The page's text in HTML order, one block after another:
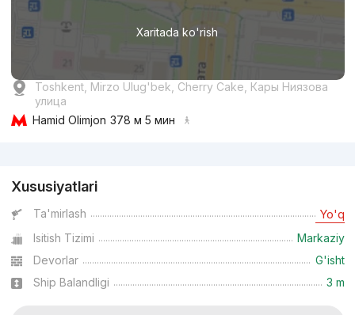
Xaritada ko'rish
Toshkent, Mirzo Ulug'bek, Cherry Cake, Кары Ниязова
улица
Hamid Olimjon 378 м 5 мин
Xususiyatlari
Ta'mirlash Yo'q
Isitish Tizimi
Markaziy
Devorlar
G'isht
Ship Balandligi
3 m